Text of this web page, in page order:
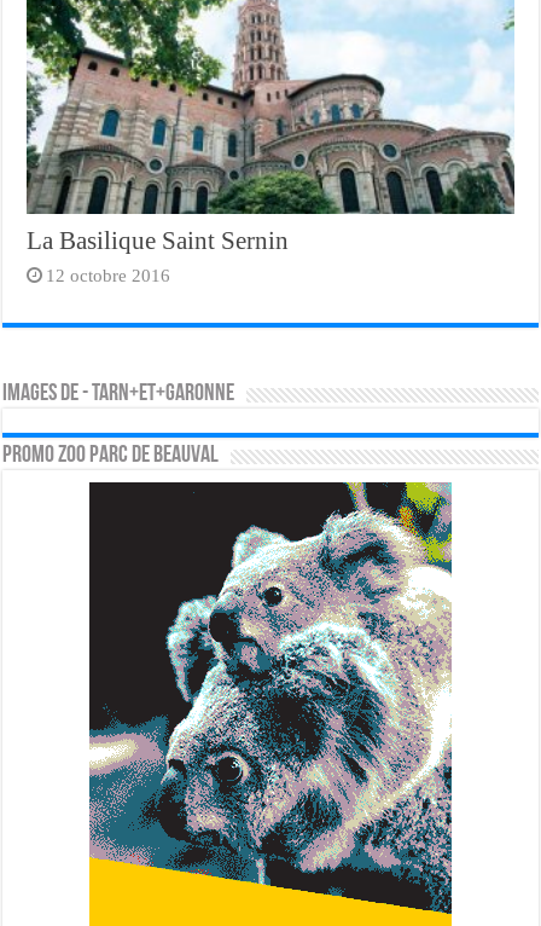
La Basilique Saint Sernin
12 octobre 2016
Images de - tarn+et+garonne
PROMO ZOO PARC DE BEAUVAL